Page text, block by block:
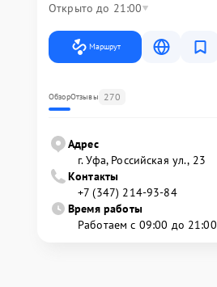
Открыто до 21:00
Маршрут
ОбзорОтзывы 270
Адрес
г. Уфа, Российская ул., 23
Контакты
+7 (347) 214-93-84
Время работы
Работаем с 09:00 до 21:00